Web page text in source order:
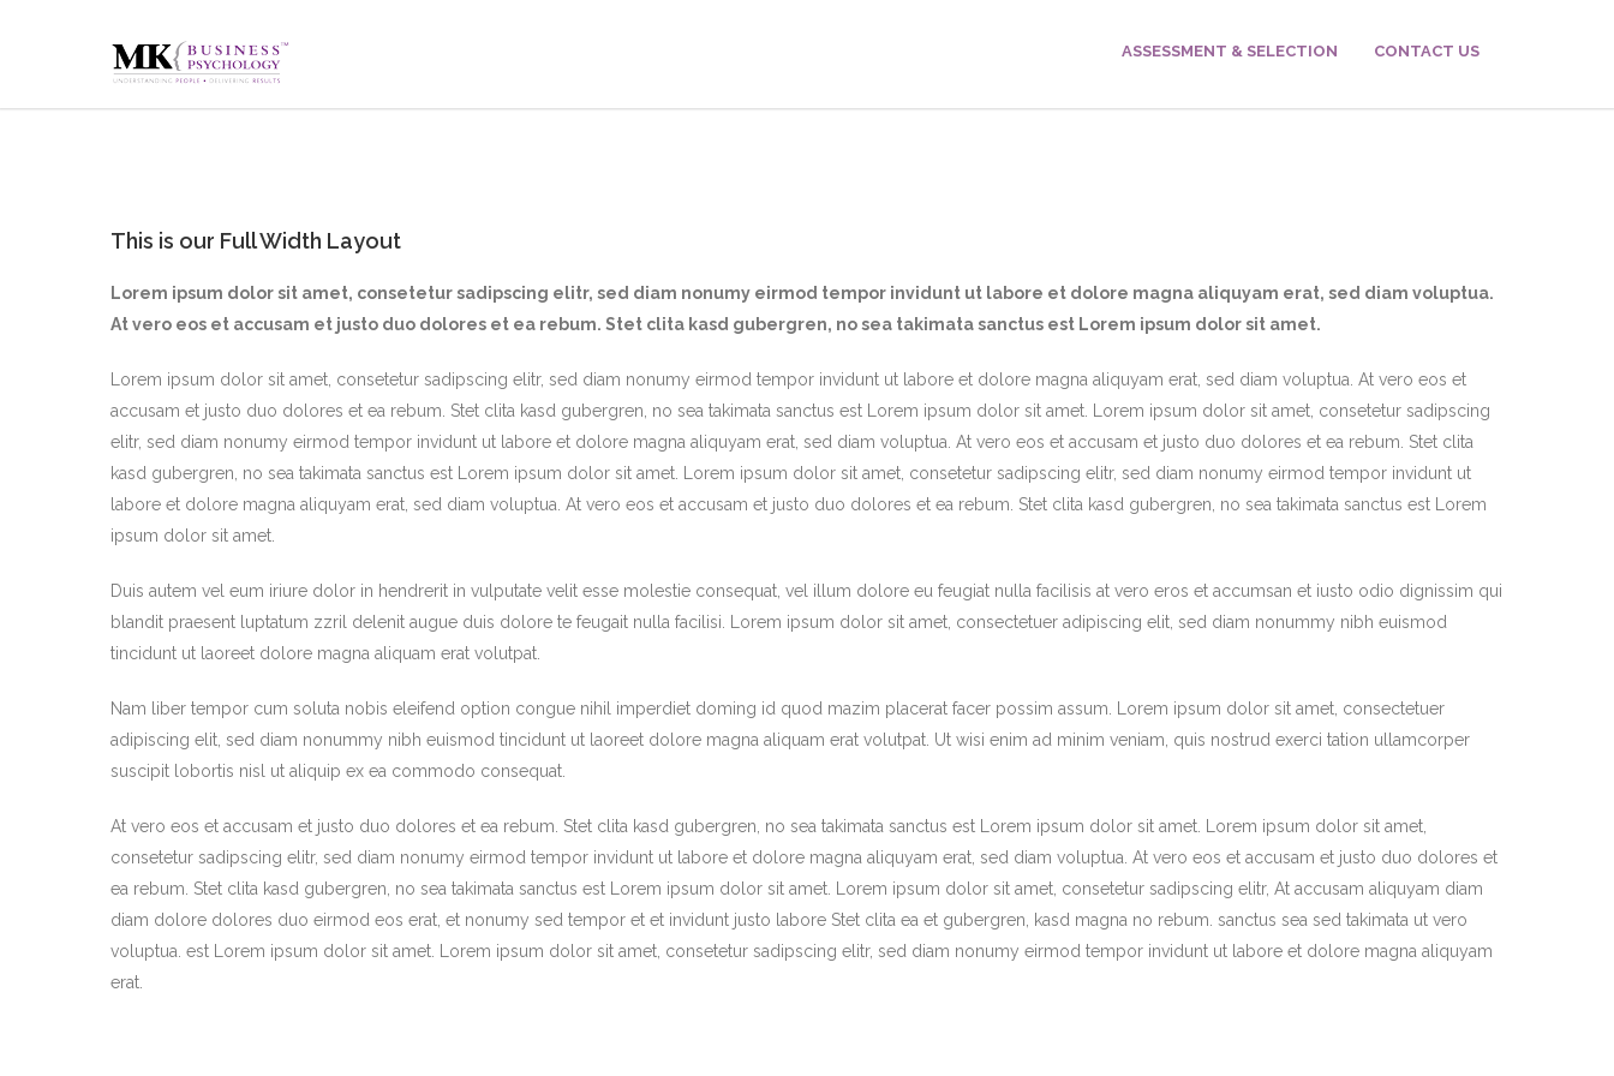
ASSESSMENT & SELECTION CONTACT US
This is our Full Width Layout
Lorem ipsum dolor sit amet, consetetur sadipscing elitr, sed diam nonumy eirmod tempor invidunt ut labore et dolore magna aliquyam erat, sed diam voluptua.
At vero eos et accusam et justo duo dolores et ea rebum. Stet clita kasd gubergren, no sea takimata sanctus est Lorem ipsum dolor sit amet.
Lorem ipsum dolor sit amet, consetetur sadipscing elitr, sed diam nonumy eirmod tempor invidunt ut labore et dolore magna aliquyam erat, sed diam voluptua. At vero eos et
accusam et justo duo dolores et ea rebum. Stet clita kasd gubergren, no sea takimata sanctus est Lorem ipsum dolor sit amet. Lorem ipsum dolor sit amet, consetetur sadipscing
elitr, sed diam nonumy eirmod tempor invidunt ut labore et dolore magna aliquyam erat, sed diam voluptua. At vero eos et accusam et justo duo dolores et ea rebum. Stet clita
kasd gubergren, no sea takimata sanctus est Lorem ipsum dolor sit amet. Lorem ipsum dolor sit amet, consetetur sadipscing elitr, sed diam nonumy eirmod tempor invidunt ut
labore et dolore magna aliquyam erat, sed diam voluptua. At vero eos et accusam et justo duo dolores et ea rebum. Stet clita kasd gubergren, no sea takimata sanctus est Lorem
ipsum dolor sit amet.
Duis autem vel eum iriure dolor in hendrerit in vulputate velit esse molestie consequat, vel illum dolore eu feugiat nulla facilisis at vero eros et accumsan et iusto odio dignissim qui
blandit praesent luptatum zzril delenit augue duis dolore te feugait nulla facilisi. Lorem ipsum dolor sit amet, consectetuer adipiscing elit, sed diam nonummy nibh euismod
tincidunt ut laoreet dolore magna aliquam erat volutpat.
Nam liber tempor cum soluta nobis eleifend option congue nihil imperdiet doming id quod mazim placerat facer possim assum. Lorem ipsum dolor sit amet, consectetuer
adipiscing elit, sed diam nonummy nibh euismod tincidunt ut laoreet dolore magna aliquam erat volutpat. Ut wisi enim ad minim veniam, quis nostrud exerci tation ullamcorper
suscipit lobortis nisl ut aliquip ex ea commodo consequat.
At vero eos et accusam et justo duo dolores et ea rebum. Stet clita kasd gubergren, no sea takimata sanctus est Lorem ipsum dolor sit amet. Lorem ipsum dolor sit amet,
consetetur sadipscing elitr, sed diam nonumy eirmod tempor invidunt ut labore et dolore magna aliquyam erat, sed diam voluptua. At vero eos et accusam et justo duo dolores et
ea rebum. Stet clita kasd gubergren, no sea takimata sanctus est Lorem ipsum dolor sit amet. Lorem ipsum dolor sit amet, consetetur sadipscing elitr, At accusam aliquyam diam
diam dolore dolores duo eirmod eos erat, et nonumy sed tempor et et invidunt justo labore Stet clita ea et gubergren, kasd magna no rebum. sanctus sea sed takimata ut vero
voluptua. est Lorem ipsum dolor sit amet. Lorem ipsum dolor sit amet, consetetur sadipscing elitr, sed diam nonumy eirmod tempor invidunt ut labore et dolore magna aliquyam
erat.